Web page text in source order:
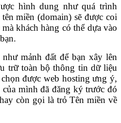
hình dung như quá trình
miền (domain) sẽ được coi
khách hàng có thể dựa vào
mảnh đất để bạn xây lên
trữ toàn bộ thông tin dữ liệu
được web hosting ưng ý,
mình đã đăng ký trước đó
còn gọi là trỏ Tên miền về